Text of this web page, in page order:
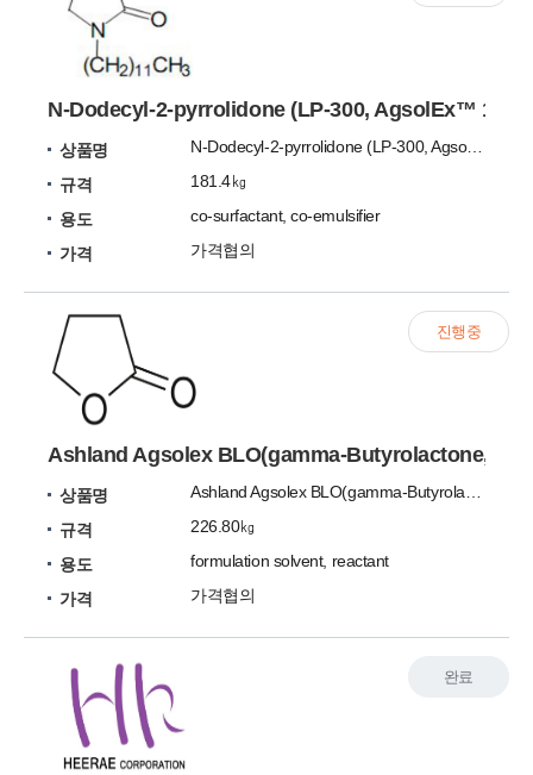
N-Dodecyl-2-pyrrolidone (LP-300, AgsolEx™ 12)
상품명
N-Dodecyl-2-pyrrolidone (LP-300, AgsolEx™ 12), Lauryl Pyrrolidone
규격
181.4㎏
용도
co-surfactant, co-emulsifier
가격
가격협의
Ashland Agsolex BLO(gamma-Butyrolactone,
상품명
규격
226.80㎏
용도
formulation solvent, reactant
가격
가격협의
진행중
완료